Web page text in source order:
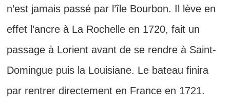
n’est jamais passé par l’île Bourbon. Il lève en
effet l’ancre à La Rochelle en 1720, fait un
passage à Lorient avant de se rendre à Saint-
Domingue puis la Louisiane. Le bateau finira
par rentrer directement en France en 1721.